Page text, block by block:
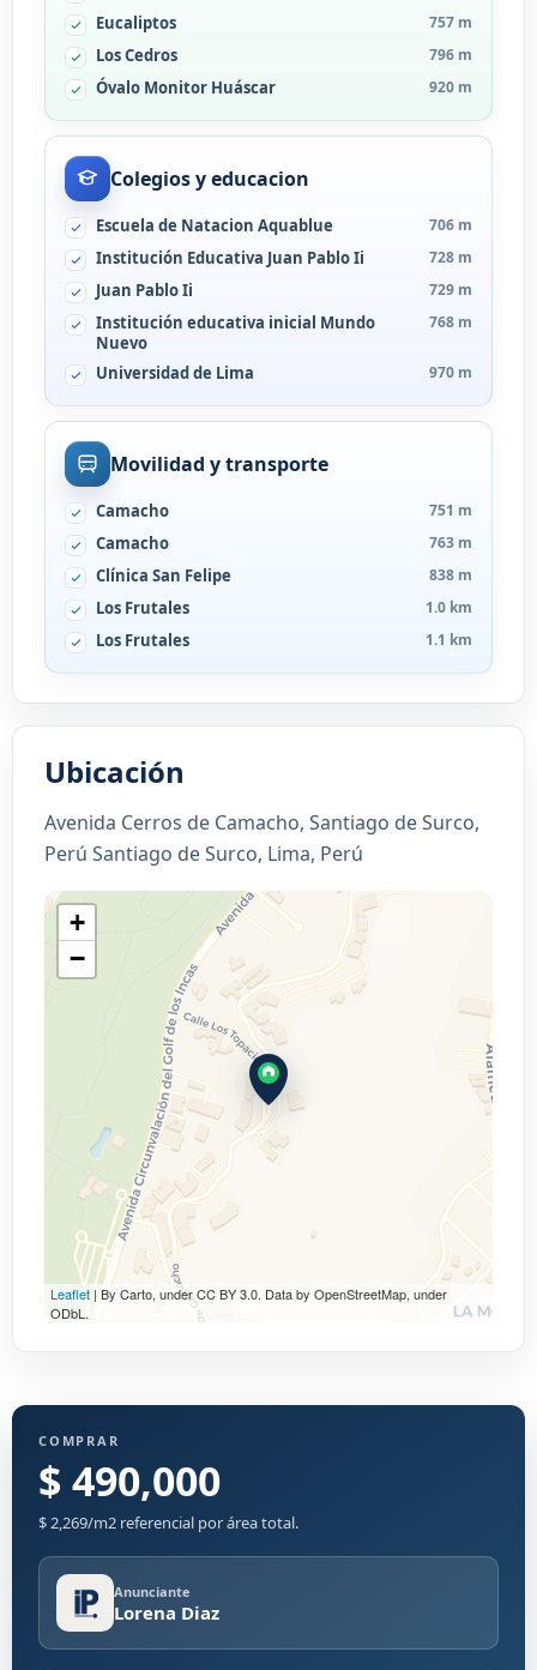
Eucaliptos
757 m
Los Cedros 796 m
Óvalo Monitor Huáscar 920 m
Colegios y educacion
Escuela de Natacion Aquablue 706 m
Institución Educativa Juan Pablo Ii 728 m
Juan Pablo Ii 729 m
Institución educativa inicial Mundo
Nuevo
768 m
Universidad de Lima 970 m
Movilidad y transporte
Camacho 751 m
Camacho 763 m
Clínica San Felipe 838 m
Los Frutales 1.0 km
Los Frutales 1.1 km
Ubicación
Avenida Cerros de Camacho, Santiago de Surco,
Perú Santiago de Surco, Lima, Perú
+
−
Leaflet | By Carto, under CC BY 3.0. Data by OpenStreetMap, under
ODbL.
COMPRAR
$ 490,000
$ 2,269/m2 referencial por área total.
Anunciante
Lorena Diaz